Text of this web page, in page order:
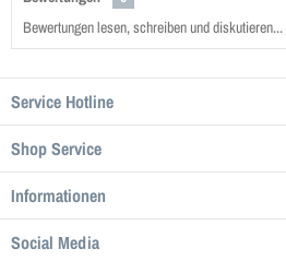
Bewertungen lesen, schreiben und diskutieren...
Service Hotline
Shop Service
Informationen
Social Media